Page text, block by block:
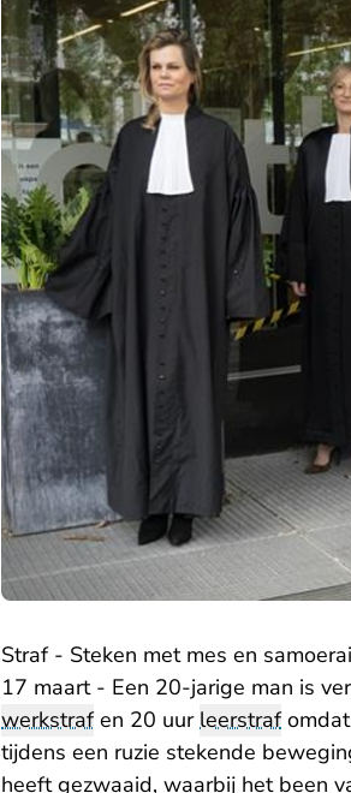
Straf - Steken met mes en
17 maart - Een 20-jarige man is
werkstrafen 20 uurleerstraf
tijdens een ruzie stekende
heeft gezwaaid, waarbij het been